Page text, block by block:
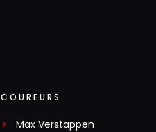
COUREURS
Max Verstappen